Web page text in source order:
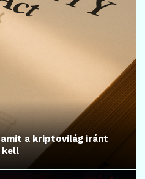
amit a kriptovilág iránt
kell